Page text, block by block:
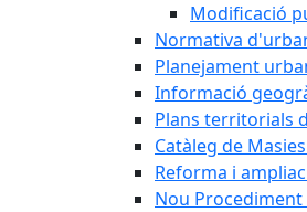
Modificació
Normativa
Planejament
Informació
Plans territorials
Catàleg de
Reforma i
Nou